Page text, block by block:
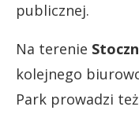
publicznej.
Na terenie
kolejnego
Park prowadzi